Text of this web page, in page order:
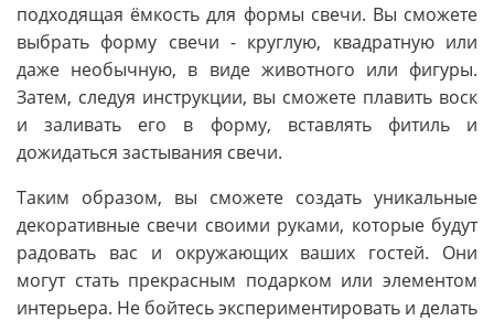
подходящая ёмкость для формы свечи. Вы сможете
выбрать форму свечи - круглую, квадратную или
даже необычную, в виде животного или фигуры.
Затем, следуя инструкции, вы сможете плавить воск
и заливать его в форму, вставлять фитиль и
дожидаться застывания свечи.
Таким образом, вы сможете создать уникальные
декоративные свечи своими руками, которые будут
радовать вас и окружающих ваших гостей. Они
могут стать прекрасным подарком или элементом
интерьера. Не бойтесь экспериментировать и делать